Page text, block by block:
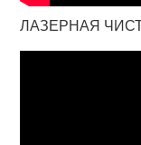
ЛАЗЕРНАЯ